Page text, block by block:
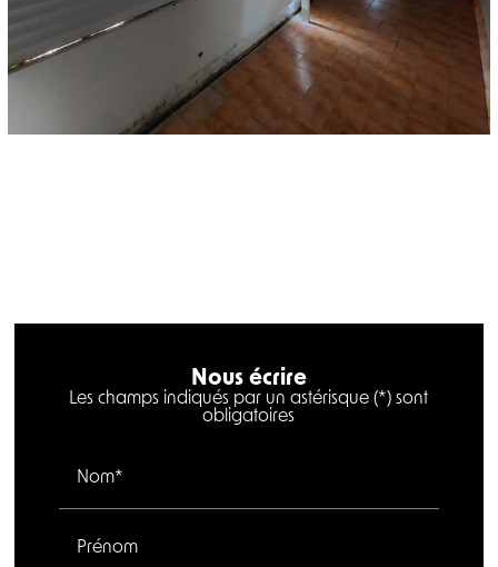
Nous écrire
Les champs indiqués par un astérisque (*) sont
obligatoires
Nom*
Prénom